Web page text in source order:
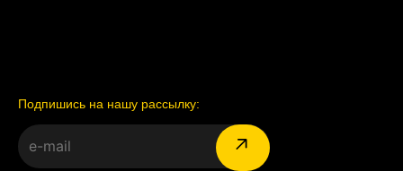
Подпишись на нашу рассылку: